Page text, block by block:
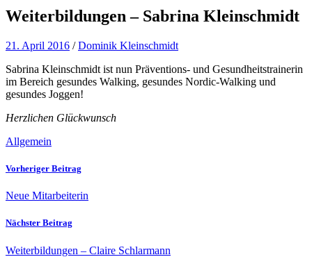
Weiterbildungen – Sabrina Kleinschmidt
21. April 2016 /Dominik Kleinschmidt
Sabrina Kleinschmidt ist nun Präventions- und Gesundheitstrainerin
im Bereich gesundes Walking, gesundes Nordic-Walking und
gesundes Joggen!
Herzlichen Glückwunsch
Allgemein
Vorheriger Beitrag
Neue Mitarbeiterin
Nächster Beitrag
Weiterbildungen – Claire Schlarmann